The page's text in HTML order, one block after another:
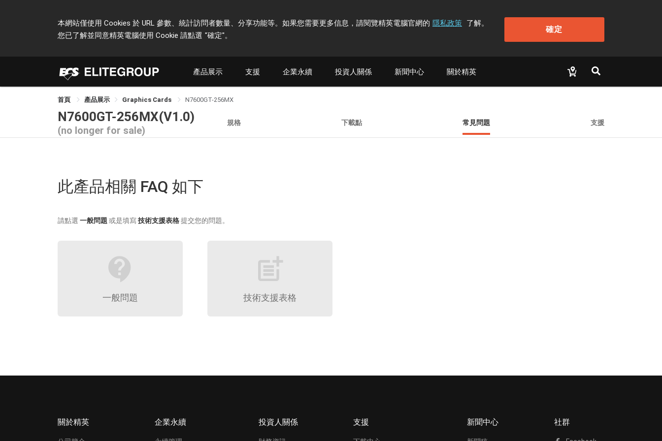
本網站僅使用 Cookies 於 URL 參數、統計訪問者數量、分享功能等。如果您需要更多信息，請閱覽精英電腦官網的 隱私政策 了解。
您已了解並同意精英電腦使用 Cookie 請點選 "確定"。
確定
產品展示 支援 企業永續 投資人關係 新聞中心 關於精英
首頁 產品展示 Graphics Cards N7600GT-256MX
N7600GT-256MX(V1.0)
(no longer for sale)
規格 下載點 常見問題 支援
此產品相關 FAQ 如下
請點選 一般問題 或是填寫技術支援表格提交您的問題。
contact_support
一般問題
post_add
技術支援表格
關於精英 企業永續 投資人關係 支援 新聞中心 社群